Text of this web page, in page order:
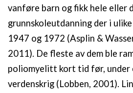
vanføre barn og fikk hele eller
grunnskoleutdanning der i
1947 og 1972 (Asplin &
2011). De fleste av dem ble
poliomyelitt kort tid før, under
verdenskrig (Lobben, 2001).